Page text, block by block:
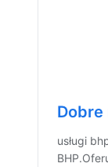
Dobre
usługi